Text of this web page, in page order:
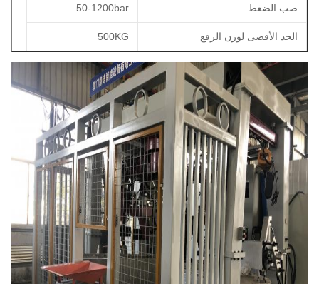
صب الضغط 50-1200bar
الحد الأقصى لوزن الرفع 500KG